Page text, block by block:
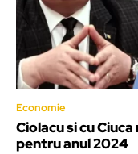
Economie
Ciolacu si cu
pentru anul 2024